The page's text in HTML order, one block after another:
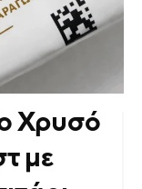
Χρυσό
με